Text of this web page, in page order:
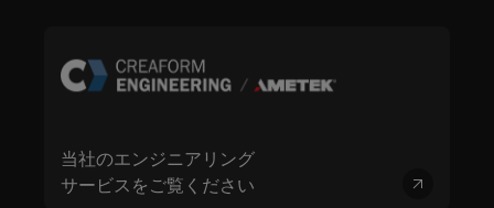
当社のエンジニアリング
サービスをご覧ください